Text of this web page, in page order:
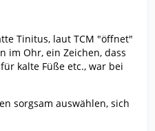
Tinitus, laut TCM "öffnet"
im Ohr, ein Zeichen, dass
kalte Füße etc., war bei
sorgsam auswählen, sich